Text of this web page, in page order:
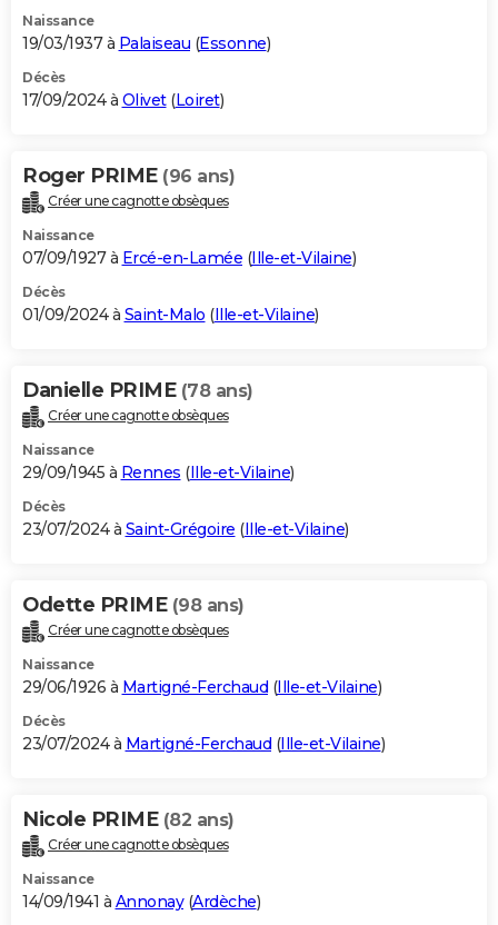
Naissance
19/03/1937 à Palaiseau (Essonne)
Décès
17/09/2024 à Olivet(Loiret)
Roger PRIME (96 ans)
Créer une cagnotte obsèques
Naissance
07/09/1927 à Ercé-en-Lamée (Ille-et-Vilaine)
Décès
01/09/2024 à Saint-Malo (Ille-et-Vilaine)
Danielle PRIME (78 ans)
Créer une cagnotte obsèques
Naissance
29/09/1945 à Rennes (Ille-et-Vilaine)
Décès
23/07/2024 à Saint-Grégoire (Ille-et-Vilaine)
Odette PRIME (98 ans)
Créer une cagnotte obsèques
Naissance
29/06/1926 à Martigné-Ferchaud (Ille-et-Vilaine)
Décès
23/07/2024 à Martigné-Ferchaud (Ille-et-Vilaine)
Nicole PRIME (82 ans)
Créer une cagnotte obsèques
Naissance
14/09/1941 à Annonay(Ardèche)